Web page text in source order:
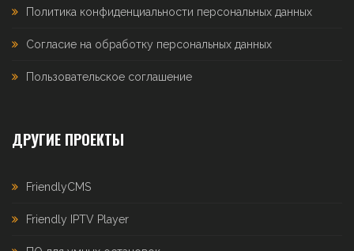
Политика конфиденциальности персональных данных
Согласие на обработку персональных данных
Пользовательское соглашение
ДРУГИЕ ПРОЕКТЫ
FriendlyCMS
Friendly IPTV Player